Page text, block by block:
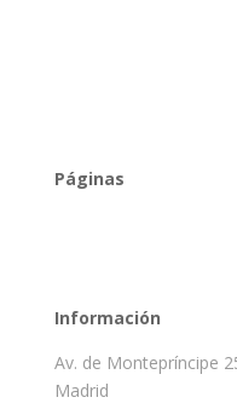
Páginas
Información
Av. de Montepríncipe
Madrid